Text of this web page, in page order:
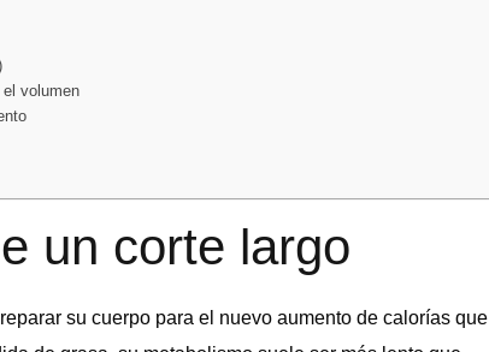
volumen
un corte largo
su cuerpo para el nuevo aumento de calorías que